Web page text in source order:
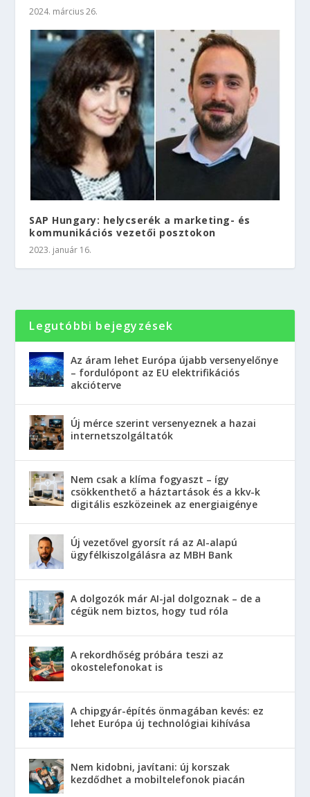
2024. március 26.
SAP Hungary: helycserék a marketing- és
kommunikációs vezetői posztokon
2023. január 16.
Legutóbbi bejegyzések
Az áram lehet Európa újabb versenyelőnye
– fordulópont az EU elektrifikációs
akcióterve
Új mérce szerint versenyeznek a hazai
internetszolgáltatók
Nem csak a klíma fogyaszt – így
csökkenthető a háztartások és a kkv-k
digitális eszközeinek az energiaigénye
Új vezetővel gyorsít rá az AI-alapú
ügyfélkiszolgálásra az MBH Bank
A dolgozók már AI-jal dolgoznak – de a
cégük nem biztos, hogy tud róla
A rekordhőség próbára teszi az
okostelefonokat is
A chipgyár-építés önmagában kevés: ez
lehet Európa új technológiai kihívása
Nem kidobni, javítani: új korszak
kezdődhet a mobiltelefonok piacán